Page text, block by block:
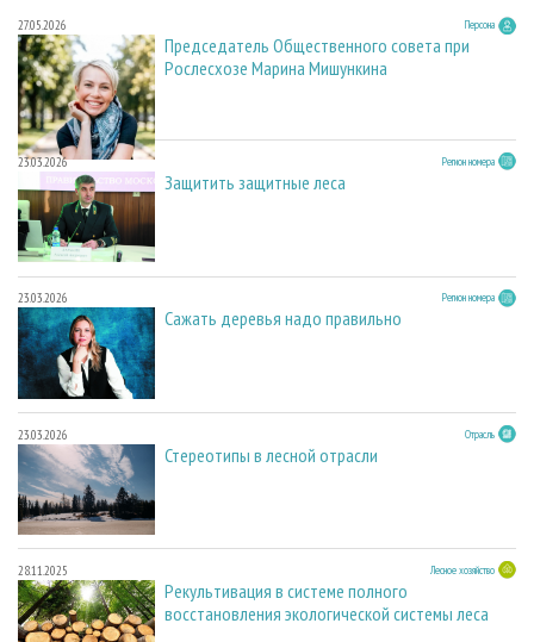
27.05.2026 Персона
Председатель Общественного совета при
Рослесхозе Марина Мишункина
23.03.2026 Регион номера
Защитить защитные леса
23.03.2026 Регион номера
Сажать деревья надо правильно
23.03.2026 Отрасль
Стереотипы в лесной отрасли
28.11.2025 Лесное хозяйство
Рекультивация в системе полного
восстановления экологической системы леса